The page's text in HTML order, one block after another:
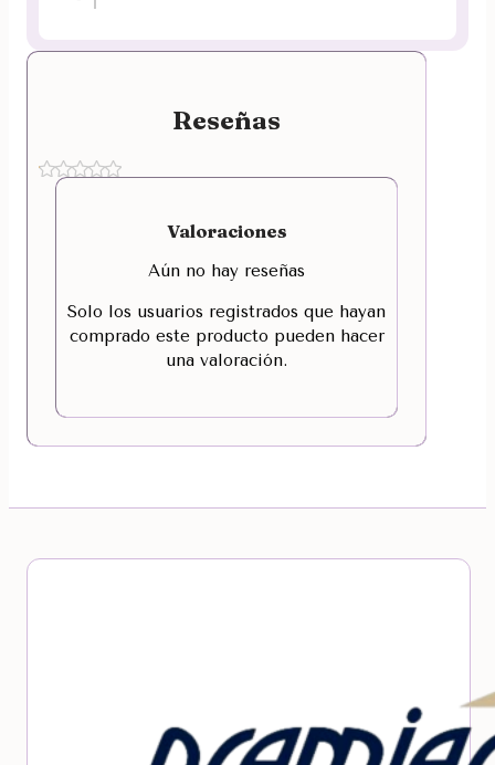
Reseñas
Valoraciones
Aún no hay reseñas
Solo los usuarios registrados que hayan
comprado este producto pueden hacer
una valoración.